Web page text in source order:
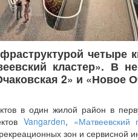
четыре
кластер». В
2» и «Новое
в один жилой район в
Vangarden, «Матвеевский
зон и сервисной